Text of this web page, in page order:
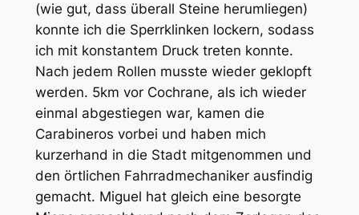
(wie gut, dass überall Steine herumliegen)
konnte ich die Sperrklinken lockern, sodass
ich mit konstantem Druck treten konnte.
Nach jedem Rollen musste wieder geklopft
werden. 5km vor Cochrane, als ich wieder
einmal abgestiegen war, kamen die
Carabineros vorbei und haben mich
kurzerhand in die Stadt mitgenommen und
den örtlichen Fahrradmechaniker ausfindig
gemacht. Miguel hat gleich eine besorgte